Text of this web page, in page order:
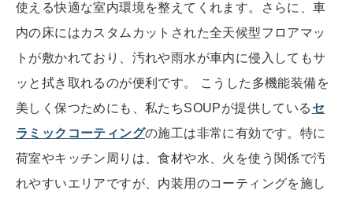
使える快適な室内環境を整えてくれます。さらに、車
内の床にはカスタムカットされた全天候型フロアマッ
トが敷かれており、汚れや雨水が車内に侵入してもサ
ッと拭き取れるのが便利です。 こうした多機能装備を
美しく保つためにも、私たちSOUPが提供している セ
ラミックコーティングの施工は非常に有効です。特に
荷室やキッチン周りは、食材や水、火を使う関係で汚
れやすいエリアですが、内装用のコーティングを施し